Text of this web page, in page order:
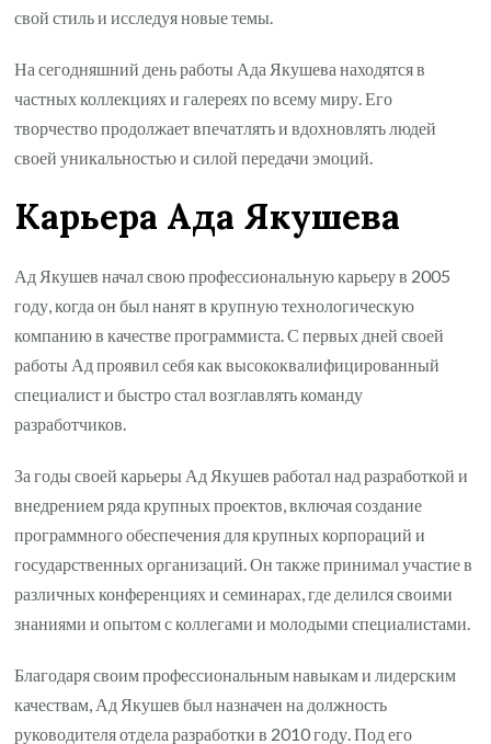
свой стиль и исследуя новые темы.
На сегодняшний день работы Ада Якушева находятся в
частных коллекциях и галереях по всему миру. Его
творчество продолжает впечатлять и вдохновлять людей
своей уникальностью и силой передачи эмоций.
Карьера Ада Якушева
Ад Якушев начал свою профессиональную карьеру в 2005
году, когда он был нанят в крупную технологическую
компанию в качестве программиста. С первых дней своей
работы Ад проявил себя как высококвалифицированный
специалист и быстро стал возглавлять команду
разработчиков.
За годы своей карьеры Ад Якушев работал над разработкой и
внедрением ряда крупных проектов, включая создание
программного обеспечения для крупных корпораций и
государственных организаций. Он также принимал участие в
различных конференциях и семинарах, где делился своими
знаниями и опытом с коллегами и молодыми специалистами.
Благодаря своим профессиональным навыкам и лидерским
качествам, Ад Якушев был назначен на должность
руководителя отдела разработки в 2010 году. Под его